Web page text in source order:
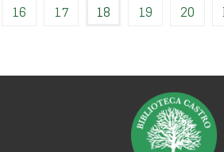
16 17 18 19 20